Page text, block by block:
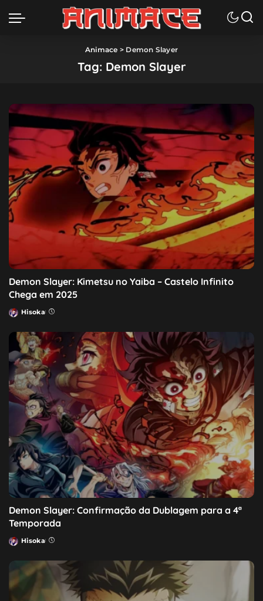
Animace > Demon Slayer
Tag: Demon Slayer
Demon Slayer: Kimetsu no Yaiba – Castelo Infinito
Chega em 2025
Posted
Hisoka
Demon Slayer: Confirmação da Dublagem para a 4ª
Temporada
Posted
Hisoka